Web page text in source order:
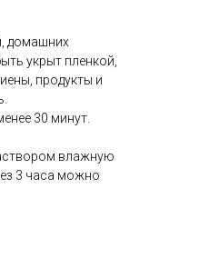
домашних
укрыт пленкой,
продукты и
30 минут.
влажную
3 часа можно